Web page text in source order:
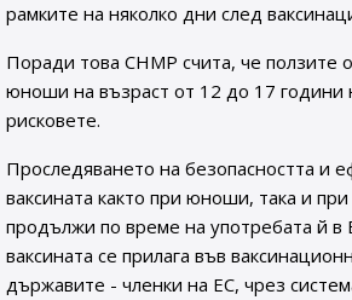
рамките на няколко дни след
Поради това CHMP счита, че ползите
юноши на възраст от 12 до 17 години
рисковете.
Проследяването на безопасността и
ваксината както при юноши, така и
продължи по време на употребата й в
ваксината се прилага във
държавите - членки на ЕС, чрез